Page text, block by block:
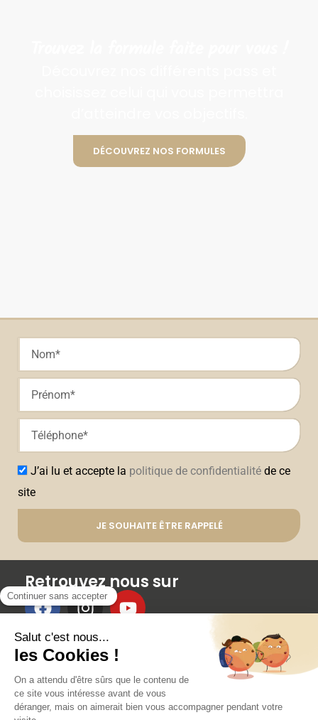
DÉCOUVREZ NOS FORMULES
J’ai lu et accepte la politique de confidentialité de ce
site
JE SOUHAITE ÊTRE RAPPELÉ
Retrouvez nous sur
AVANTAGES ET RÉDUCTIONS